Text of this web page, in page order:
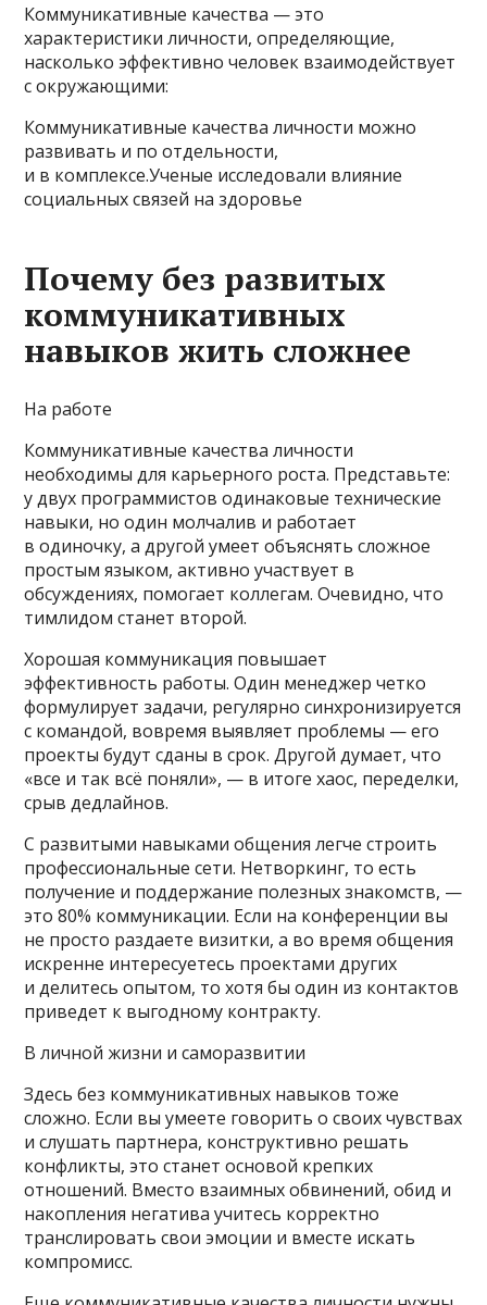
Коммуникативные качества — это
характеристики личности, определяющие,
насколько эффективно человек взаимодействует
с окружающими:
Коммуникативные качества личности можно
развивать и по отдельности,
и в комплексе.Ученые исследовали влияние
социальных связей на здоровье
Почему без развитых
коммуникативных
навыков жить сложнее
На работе
Коммуникативные качества личности
необходимы для карьерного роста. Представьте:
у двух программистов одинаковые технические
навыки, но один молчалив и работает
в одиночку, а другой умеет объяснять сложное
простым языком, активно участвует в
обсуждениях, помогает коллегам. Очевидно, что
тимлидом станет второй.
Хорошая коммуникация повышает
эффективность работы. Один менеджер четко
формулирует задачи, регулярно синхронизируется
с командой, вовремя выявляет проблемы — его
проекты будут сданы в срок. Другой думает, что
«все и так всё поняли», — в итоге хаос, переделки,
срыв дедлайнов.
С развитыми навыками общения легче строить
профессиональные сети. Нетворкинг, то есть
получение и поддержание полезных знакомств, —
это 80% коммуникации. Если на конференции вы
не просто раздаете визитки, а во время общения
искренне интересуетесь проектами других
и делитесь опытом, то хотя бы один из контактов
приведет к выгодному контракту.
В личной жизни и саморазвитии
Здесь без коммуникативных навыков тоже
сложно. Если вы умеете говорить о своих чувствах
и слушать партнера, конструктивно решать
конфликты, это станет основой крепких
отношений. Вместо взаимных обвинений, обид и
накопления негатива учитесь корректно
транслировать свои эмоции и вместе искать
компромисс.